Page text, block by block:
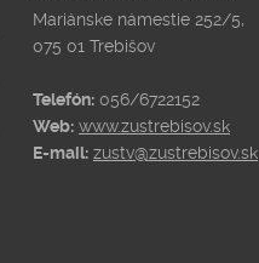
Mariánske námestie 252/5,
075 01 Trebišov
Telefón: 056/6722152
Web: www.zustrebisov.sk
E-mail: zustv@zustrebisov.sk